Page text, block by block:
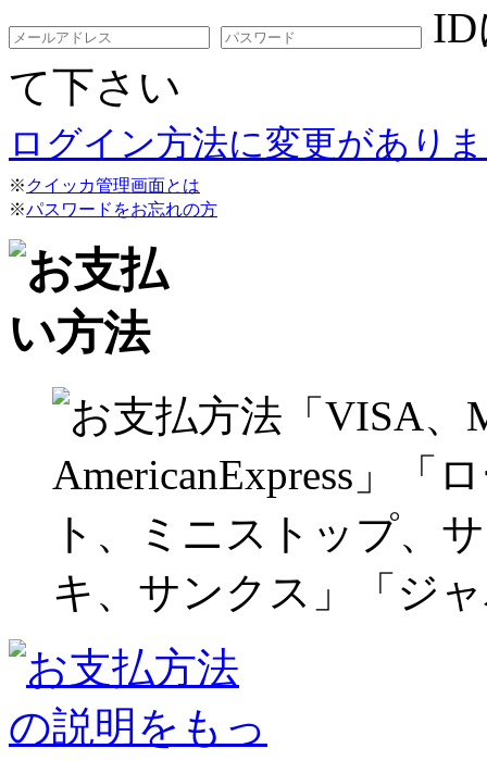
ID
て下さい
ログイン方法に変更があり
※ クイッカ管理画面とは
※パスワードをお忘れの方